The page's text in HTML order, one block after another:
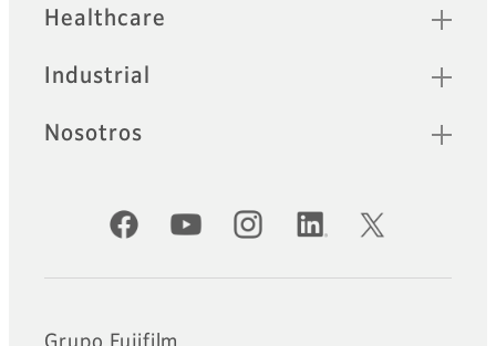
Healthcare
Industrial
Nosotros
Cuentas oficiales de redes sociales